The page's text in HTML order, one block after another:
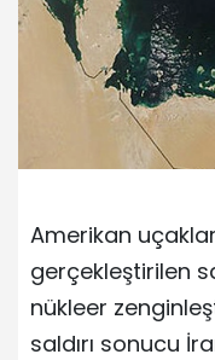
Amerikan
gerçekleştirilen
nükleer
saldırı sonucu